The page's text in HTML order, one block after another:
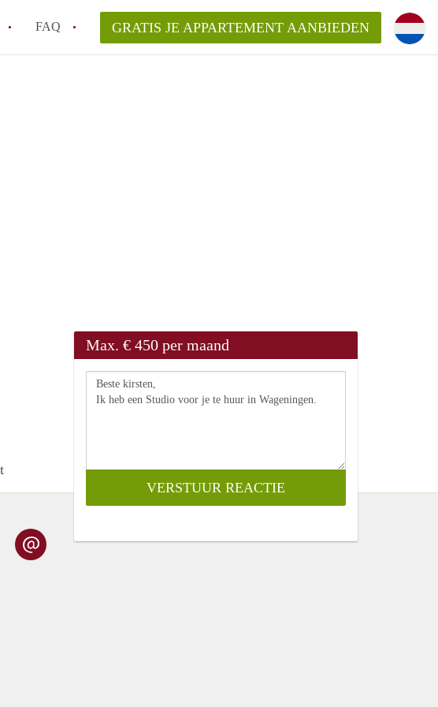
FAQ
van AppartementWageningen?
verantwoordelijk voor het aangeboden
in Wageningen?
GRATIS JE APPARTEMENT AANBIEDEN
Max. € 450 per maand